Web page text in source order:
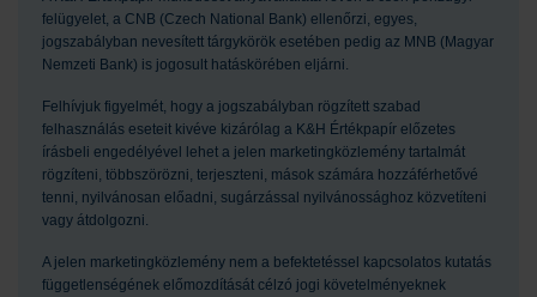
felügyelet, a CNB (Czech National Bank) ellenőrzi, egyes,
jogszabályban nevesített tárgykörök esetében pedig az MNB (Magyar
Nemzeti Bank) is jogosult hatáskörében eljárni.
Felhívjuk figyelmét, hogy a jogszabályban rögzített szabad
felhasználás eseteit kivéve kizárólag a K&H Értékpapír előzetes
írásbeli engedélyével lehet a jelen marketingközlemény tartalmát
rögzíteni, többszörözni, terjeszteni, mások számára hozzáférhetővé
tenni, nyilvánosan előadni, sugárzással nyilvánossághoz közvetíteni
vagy átdolgozni.
A jelen marketingközlemény nem a befektetéssel kapcsolatos kutatás
függetlenségének előmozdítását célzó jogi követelményeknek